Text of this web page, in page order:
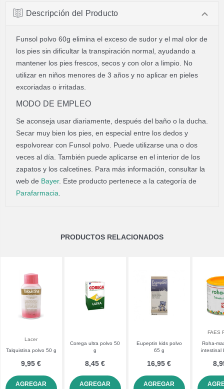
Descripción del Producto
Funsol polvo 60g elimina el exceso de sudor y el mal olor de
los pies sin dificultar la transpiración normal, ayudando a
mantener los pies frescos, secos y con olor a limpio. No
utilizar en niños menores de 3 años y no aplicar en pieles
excoriadas o irritadas.
MODO DE EMPLEO
Se aconseja usar diariamente, después del baño o la ducha.
Secar muy bien los pies, en especial entre los dedos y
espolvorear con Funsol polvo. Puede utilizarse una o dos
veces al día. También puede aplicarse en el interior de los
zapatos y los calcetines. Para más información, consultar la
web de Bayer. Este producto pertenece a la categoría de
Parafarmacia
PRODUCTOS RELACIONADOS
Lacer
Talquistina polvo 50 g
9,95 €
AGREGAR
Corega ultra polvo 50
g
8,45 €
AGREGAR
Eupeptin kids polvo
65 g
16,95 €
AGREGAR
FAES
Roha-
intestinal